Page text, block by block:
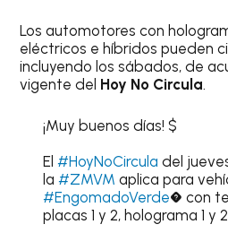
Los automotores con
eléctricos e híbridos pueden
incluyendo los sábados, de
vigente del Hoy No Circula.
¡Muy buenos días! $
El #HoyNoCircula del
la #ZMVM aplica para
#EngomadoVerde� con
placas 1 y 2, holograma 1 y